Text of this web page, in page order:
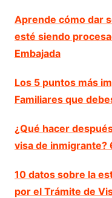
Aprende cómo dar
esté siendo
Embajada
Los 5 puntos más
Familiares que
¿Qué hacer
visa de inmigrante?
10 datos sobre la
por el Trámite de